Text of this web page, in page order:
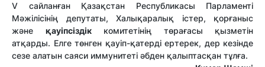
V сайланған Қазақстан Республикасы Парламенті
Мәжілісінің депутаты, Халықаралық істер, қорғаныс
және қауіпсіздіккомитетінің төрағасы қызметін
атқарды. Елге төнген қауіп-қатерді ертерек, дер кезінде
сезе алатын саяси иммунитеті әбден қалыптасқан тұлға.